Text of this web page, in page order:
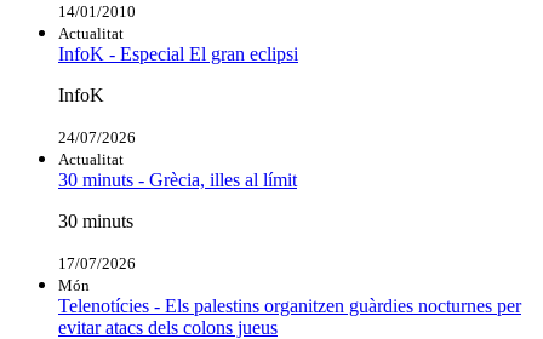
14/01/2010
Actualitat
InfoK - Especial El gran eclipsi
InfoK
24/07/2026
Actualitat
30 minuts - Grècia, illes al límit
30 minuts
17/07/2026
Món
Telenotícies - Els palestins organitzen guàrdies nocturnes per
evitar atacs dels colons jueus